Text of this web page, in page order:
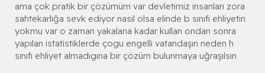
ama çok pratik bir çözümüm var devletimiz insanları zora
sahtekarlığa sevk ediyor nasıl olsa elinde b sınıfı ehliyetin
yokmu var o zaman yakalana kadar kullan ondan sonra
yapılan istatistiklerde çogu engelli vatandaşın neden h
sınıfı ehliyet almadıgına bir çözüm bulunmaya uğraşılsın